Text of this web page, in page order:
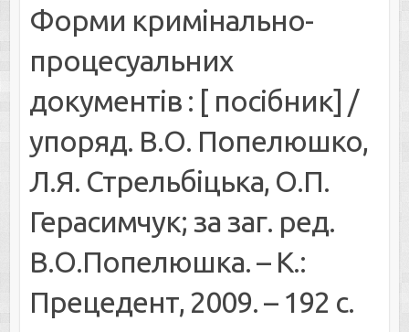
Форми кримінально-
процесуальних
документів : [ посібник] /
упоряд. В.О. Попелюшко,
Л.Я. Стрельбіцька, О.П.
Герасимчук; за заг. ред.
В.О.Попелюшка. – К.:
Прецедент, 2009. – 192 с.